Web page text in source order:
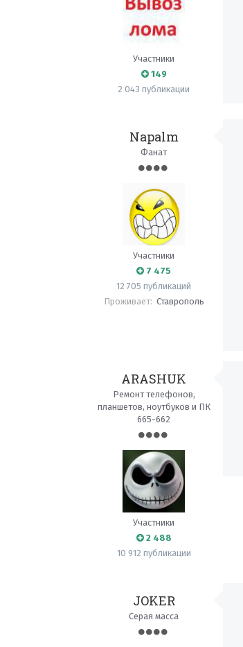
Участники
149
2 043 публикации
Napalm
Фанат
Участники
7 475
12 705 публикаций
Проживает: Ставрополь
ARASHUK
Ремонт телефонов,
планшетов, ноутбуков и ПК
665-662
Участники
2 488
10 912 публикации
JOKER
Серая масса